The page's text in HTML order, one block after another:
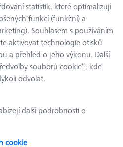
nekódované,
€
bez
retro-
€
statistik, které optimalizují
funkcí (funkční) a
Souhlasem s používáním
aktivovat technologie otisků
a přehled o jeho výkonu. Další
souborů cookie“, kde
odvolat.
další podrobnosti o
cookie